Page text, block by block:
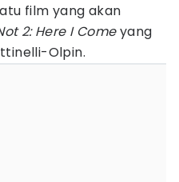
film yang akan
2: Here I Comeyang
Olpin.